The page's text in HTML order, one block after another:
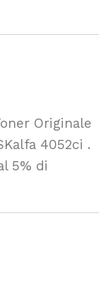
Originale
4052ci .
5% di